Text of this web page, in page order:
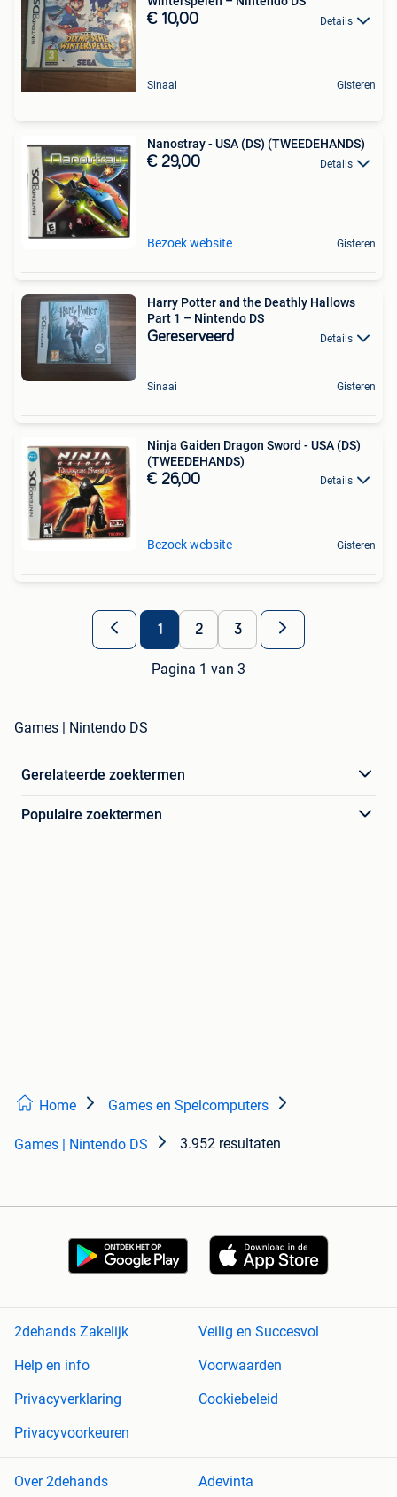
€ 10,00 Details
Sinaai Gisteren
Nanostray - USA (DS) (TWEEDEHANDS)
€ 29,00 Details
Bezoek website Gisteren
Harry Potter and the Deathly Hallows
Part 1 – Nintendo DS
Gereserveerd Details
Sinaai Gisteren
Ninja Gaiden Dragon Sword - USA (DS)
(TWEEDEHANDS)
€ 26,00 Details
Bezoek website Gisteren
1 2 3
Pagina 1 van 3
Games | Nintendo DS
Gerelateerde zoektermen
Populaire zoektermen
Home Games en Spelcomputers
Games | Nintendo DS 3.952 resultaten
2dehands Zakelijk
Veilig en Succesvol
Help en info
Voorwaarden
Privacyverklaring
Cookiebeleid
Privacyvoorkeuren
Over 2dehands Adevinta